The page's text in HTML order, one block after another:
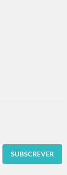
SUBSCREVER